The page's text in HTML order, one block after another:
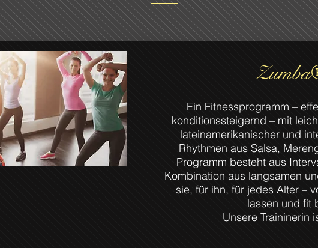
Ein Fitnessprogramm –
konditionssteigernd – mit
lateinamerikanischer und
Rhythmen aus Salsa,
Programm besteht aus
Kombination aus langsamen
sie, für ihn, für jedes Alter –
lassen und fit
Unsere Traininerin